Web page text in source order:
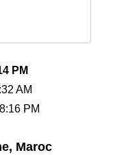
PM
AM
PM
Maroc